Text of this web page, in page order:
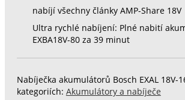
nabíjí všechny články AMP-Share 18V
Ultra rychlé nabíjení: Plné nabití
EXBA18V-80 za 39 minut
Nabíječka akumulátorů Bosch EXAL 18V-
kategoriích: Akumulátory a nabíječe